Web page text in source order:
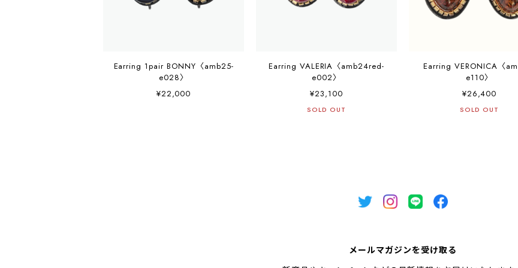
Earring 1pair BONNY〈amb25-
e028〉
¥22,000
Earring VALERIA〈amb24red-
e002〉
¥23,100
SOLD OUT
Earring VERONICA〈amb23-
e110〉
¥26,400
SOLD OUT
メールマガジンを受け取る